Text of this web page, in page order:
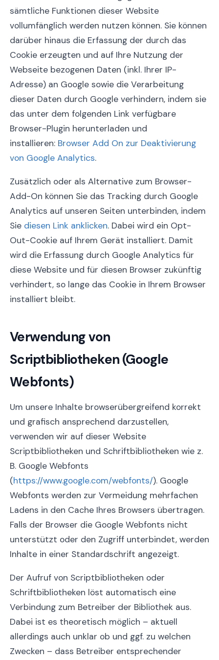
sämtliche Funktionen dieser Website
vollumfänglich werden nutzen können. Sie können
darüber hinaus die Erfassung der durch das
Cookie erzeugten und auf Ihre Nutzung der
Webseite bezogenen Daten (inkl. Ihrer IP-
Adresse) an Google sowie die Verarbeitung
dieser Daten durch Google verhindern, indem sie
das unter dem folgenden Link verfügbare
Browser-Plugin herunterladen und
installieren: Browser Add On zur Deaktivierung
von Google Analytics.
Zusätzlich oder als Alternative zum Browser-
Add-On können Sie das Tracking durch Google
Analytics auf unseren Seiten unterbinden, indem
Sie diesen Link anklicken. Dabei wird ein Opt-
Out-Cookie auf Ihrem Gerät installiert. Damit
wird die Erfassung durch Google Analytics für
diese Website und für diesen Browser zukünftig
verhindert, so lange das Cookie in Ihrem Browser
installiert bleibt.
Verwendung von
Scriptbibliotheken (Google
Webfonts)
Um unsere Inhalte browserübergreifend korrekt
und grafisch ansprechend darzustellen,
verwenden wir auf dieser Website
Scriptbibliotheken und Schriftbibliotheken wie z.
B. Google Webfonts
(https://www.google.com/webfonts/). Google
Webfonts werden zur Vermeidung mehrfachen
Ladens in den Cache Ihres Browsers übertragen.
Falls der Browser die Google Webfonts nicht
unterstützt oder den Zugriff unterbindet, werden
Inhalte in einer Standardschrift angezeigt.
Der Aufruf von Scriptbibliotheken oder
Schriftbibliotheken löst automatisch eine
Verbindung zum Betreiber der Bibliothek aus.
Dabei ist es theoretisch möglich – aktuell
allerdings auch unklar ob und ggf. zu welchen
Zwecken – dass Betreiber entsprechender